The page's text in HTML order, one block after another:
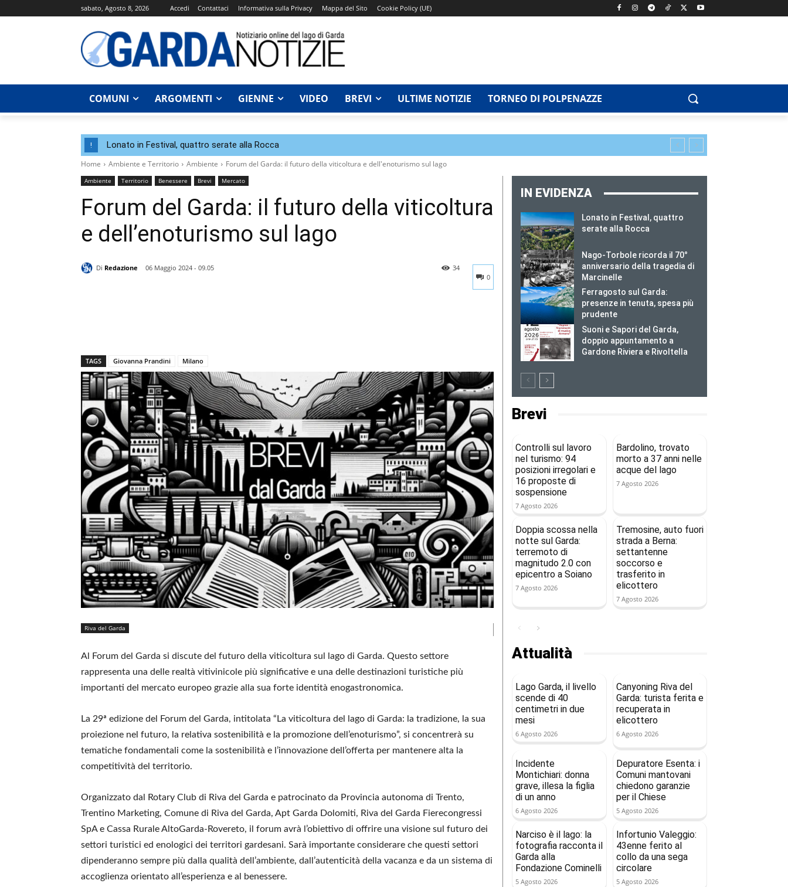
sabato, Agosto 8, 2026 Accedi Contattaci Informativa sulla Privacy Mappa del Sito Cookie Policy (UE)
COMUNI ARGOMENTI GIENNE VIDEO BREVI ULTIME NOTIZIE TORNEO DI POLPENAZZE
! Lonato in Festival, quattro serate alla Rocca
Home Ambiente e Territorio Ambiente Forum del Garda: il futuro della viticoltura e dell'enoturismo sul lago
Ambiente Territorio Benessere Brevi Mercato
Forum del Garda: il futuro della viticoltura
e dell’enoturismo sul lago
Di Redazione
06 Maggio 2024 - 09.05
0
34
TAGS Giovanna Prandini Milano
Riva del Garda
Al Forum del Garda si discute del futuro della viticoltura sul lago di Garda. Questo settore
rappresenta una delle realtà vitivinicole più significative e una delle destinazioni turistiche più
importanti del mercato europeo grazie alla sua forte identità enogastronomica.
La 29ª edizione del Forum del Garda, intitolata “La viticoltura del lago di Garda: la tradizione, la sua
proiezione nel futuro, la relativa sostenibilità e la promozione dell’enoturismo”, si concentrerà su
tematiche fondamentali come la sostenibilità e l’innovazione dell’offerta per mantenere alta la
competitività del territorio.
Organizzato dal Rotary Club di Riva del Garda e patrocinato da Provincia autonoma di Trento,
Trentino Marketing, Comune di Riva del Garda, Apt Garda Dolomiti, Riva del Garda Fierecongressi
SpA e Cassa Rurale AltoGarda-Rovereto, il forum avrà l’obiettivo di offrire una visione sul futuro dei
settori turistici ed enologici dei territori gardesani. Sarà importante considerare che questi settori
dipenderanno sempre più dalla qualità dell’ambiente, dall’autenticità della vacanza e da un sistema di
accoglienza orientato all’esperienza e al benessere.
IN EVIDENZA
Lonato in Festival, quattro
serate alla Rocca
Nago-Torbole ricorda il 70°
anniversario della tragedia di
Marcinelle
Ferragosto sul Garda:
presenze in tenuta, spesa più
prudente
Suoni e Sapori del Garda,
doppio appuntamento a
Gardone Riviera e Rivoltella
Brevi
Controlli sul lavoro
nel turismo: 94
posizioni irregolari e
16 proposte di
sospensione
7 Agosto 2026
Bardolino, trovato
morto a 37 anni nelle
acque del lago
7 Agosto 2026
Doppia scossa nella
notte sul Garda:
terremoto di
magnitudo 2.0 con
epicentro a Soiano
7 Agosto 2026
Tremosine, auto fuori
strada a Berna:
settantenne
soccorso e
trasferito in
elicottero
7 Agosto 2026
Attualità
Lago Garda, il livello
scende di 40
centimetri in due
mesi
6 Agosto 2026
Canyoning Riva del
Garda: turista ferita e
recuperata in
elicottero
6 Agosto 2026
Incidente
Montichiari: donna
grave, illesa la figlia
di un anno
6 Agosto 2026
Depuratore Esenta: i
Comuni mantovani
chiedono garanzie
per il Chiese
5 Agosto 2026
Narciso è il lago: la
fotografia racconta il
Garda alla
Fondazione Cominelli
5 Agosto 2026
Infortunio Valeggio:
43enne ferito al
collo da una sega
circolare
5 Agosto 2026